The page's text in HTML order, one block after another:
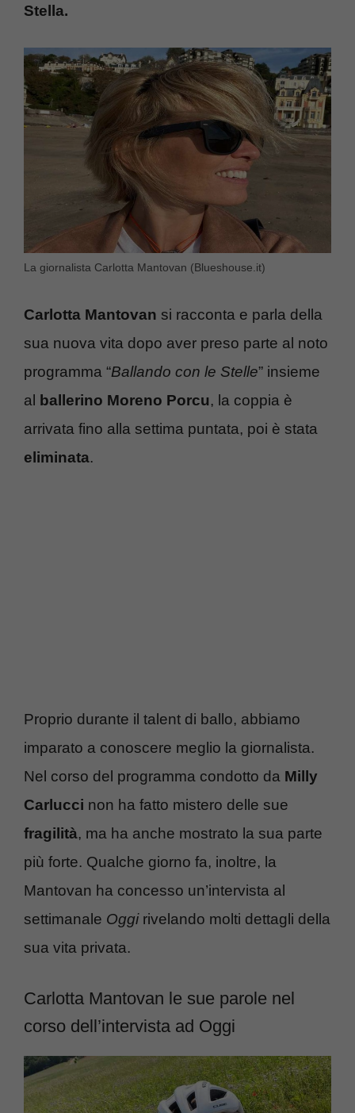
Stella.
La giornalista Carlotta Mantovan (Blueshouse.it)
Carlotta Mantovan si racconta e parla della
sua nuova vita dopo aver preso parte al noto
programma “Ballando con le Stelle” insieme
al
ballerino Moreno Porcu, la coppia è
arrivata fino alla settima puntata, poi è stata
eliminata.
Proprio durante il talent di ballo, abbiamo
imparato a conoscere meglio la giornalista.
Nel corso del programma condotto da Milly
Carlucci non ha fatto mistero delle sue
fragilità, ma ha anche mostrato la sua parte
più forte. Qualche giorno fa, inoltre, la
Mantovan ha concesso un’intervista al
settimanale Oggirivelando molti dettagli della
sua vita privata.
Carlotta Mantovan le sue parole nel
corso dell’intervista ad Oggi